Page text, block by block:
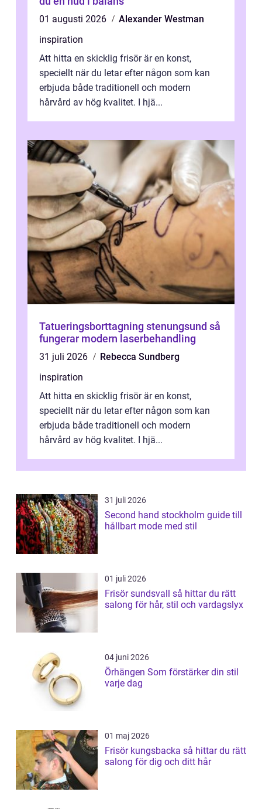
01 augusti 2026
Alexander Westman
inspiration
Att hitta en skicklig frisör är en konst,
speciellt när du letar efter någon som kan
erbjuda både traditionell och modern
hårvård av hög kvalitet. I hjä...
Tatueringsborttagning stenungsund så
fungerar modern laserbehandling
31 juli 2026
Rebecca Sundberg
inspiration
Att hitta en skicklig frisör är en konst,
speciellt när du letar efter någon som kan
erbjuda både traditionell och modern
hårvård av hög kvalitet. I hjä...
31 juli 2026
Second hand stockholm guide till
hållbart mode med stil
01 juli 2026
Frisör sundsvall så hittar du rätt
salong för hår, stil och vardagslyx
04 juni 2026
Örhängen Som förstärker din stil
varje dag
01 maj 2026
Frisör kungsbacka så hittar du rätt
salong för dig och ditt hår